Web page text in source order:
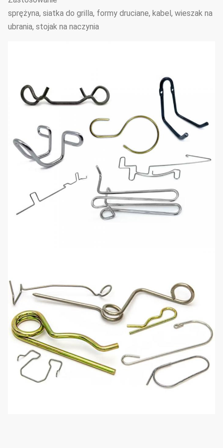
sprężyna, siatka do grilla, formy druciane, kabel, wieszak na
ubrania, stojak na naczynia